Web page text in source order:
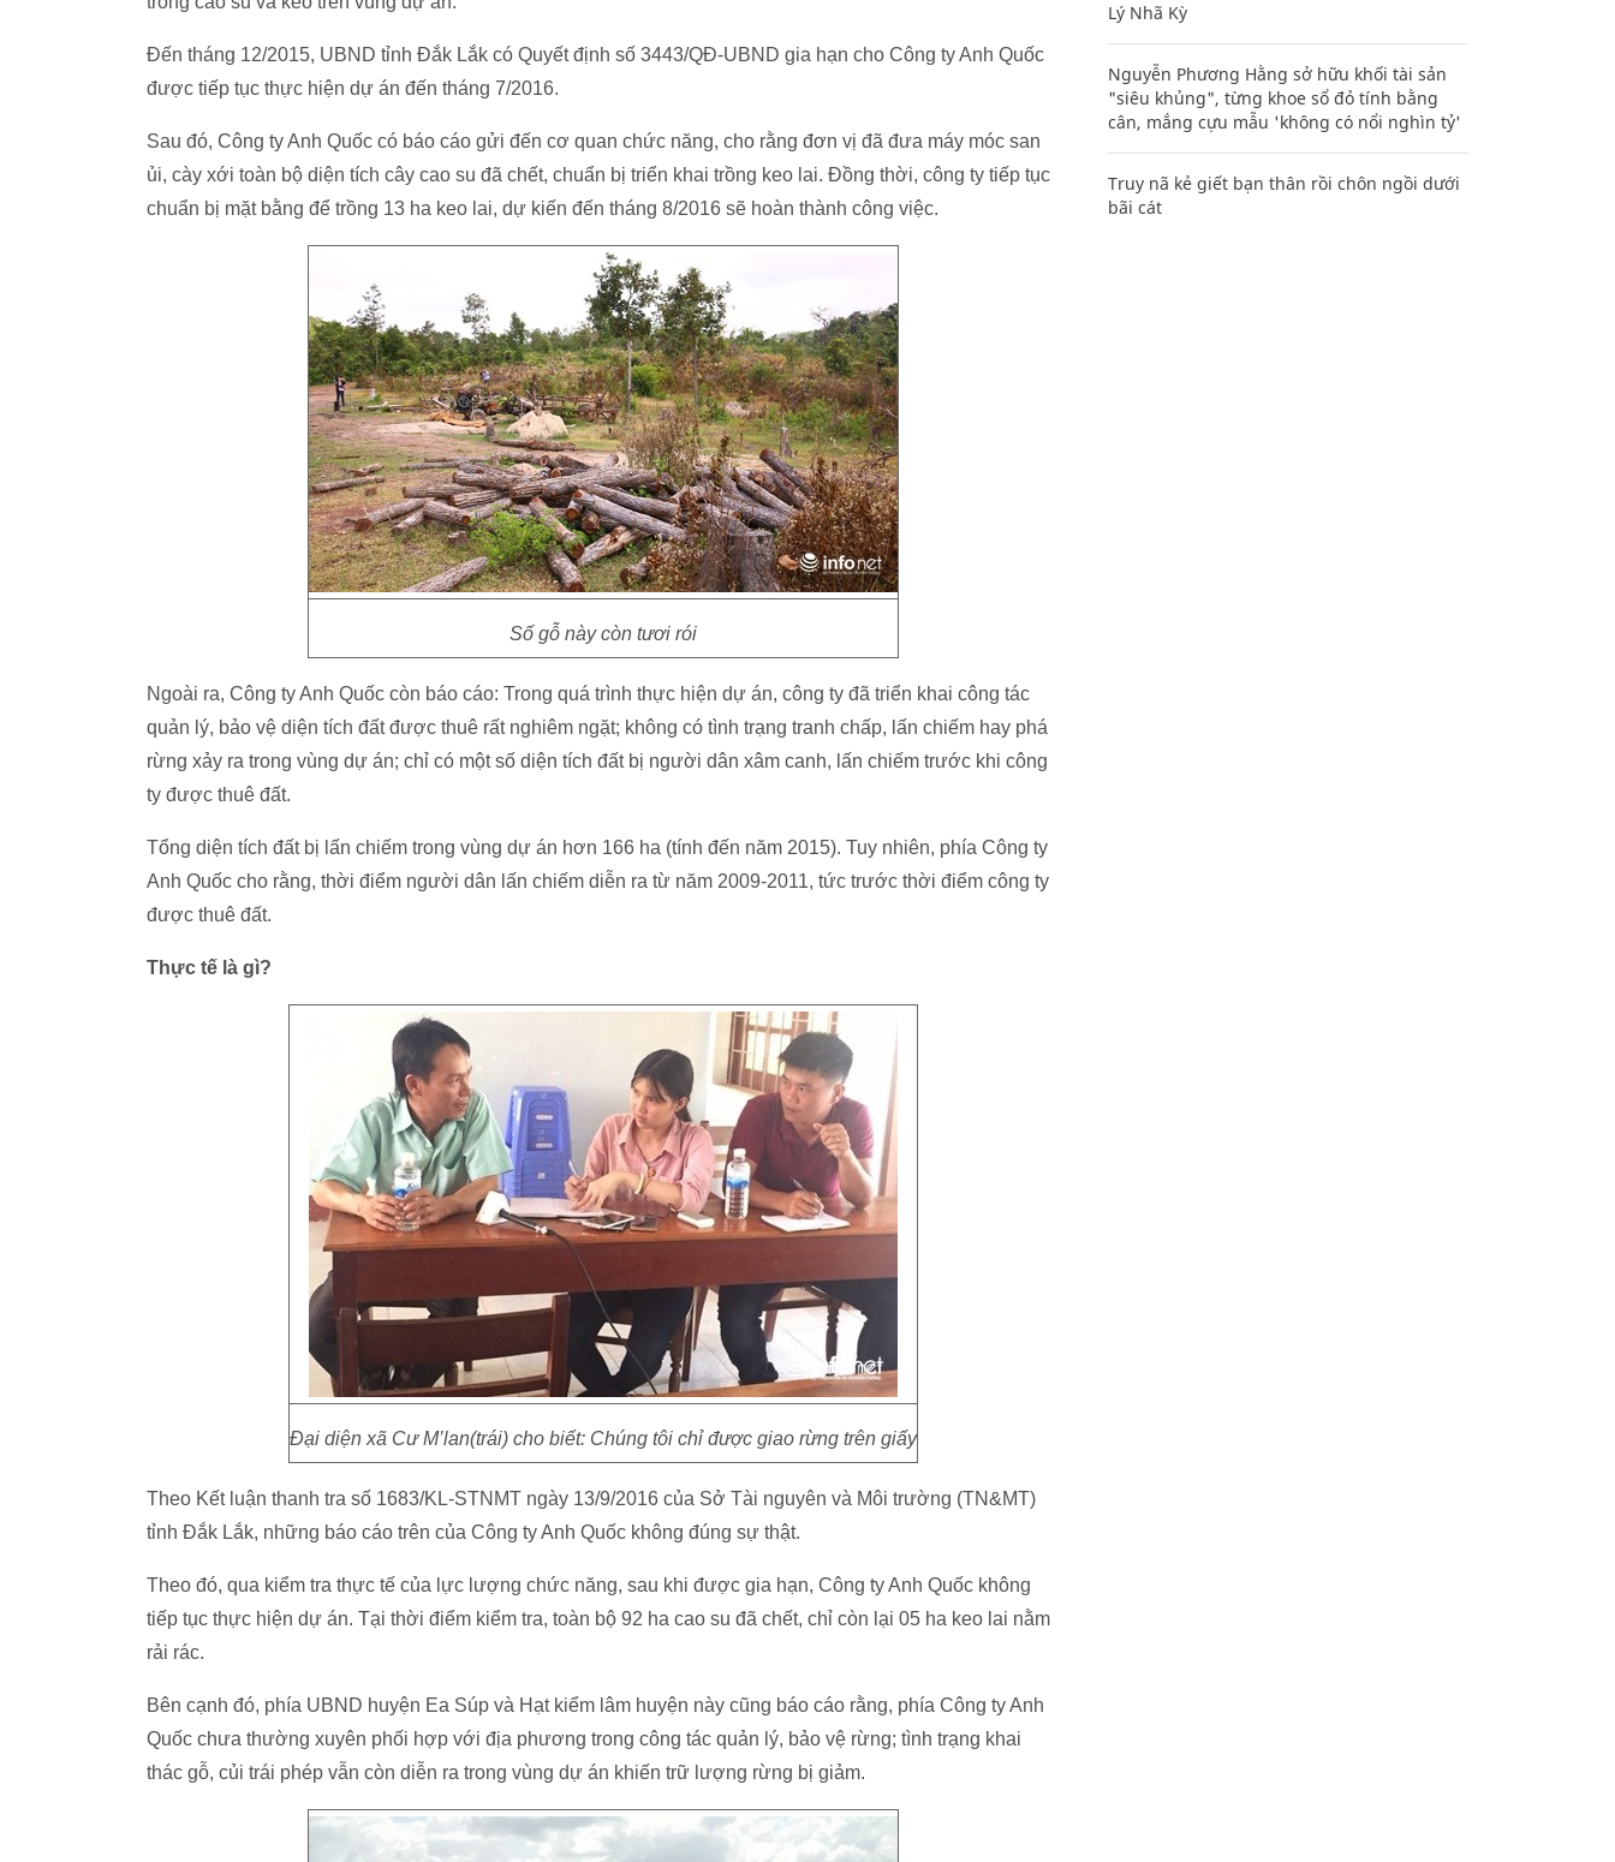
Đến tháng 12/2015, UBND tỉnh Đắk Lắk có Quyết định số 3443/QĐ-UBND gia hạn cho Công ty Anh Quốc
được tiếp tục thực hiện dự án đến tháng 7/2016.
Sau đó, Công ty Anh Quốc có báo cáo gửi đến cơ quan chức năng, cho rằng đơn vị đã đưa máy móc san
ủi, cày xới toàn bộ diện tích cây cao su đã chết, chuẩn bị triển khai trồng keo lai. Đồng thời, công ty tiếp tục
chuẩn bị mặt bằng để trồng 13 ha keo lai, dự kiến đến tháng 8/2016 sẽ hoàn thành công việc.
Số gỗ này còn tươi rói
Ngoài ra, Công ty Anh Quốc còn báo cáo: Trong quá trình thực hiện dự án, công ty đã triển khai công tác
quản lý, bảo vệ diện tích đất được thuê rất nghiêm ngặt; không có tình trạng tranh chấp, lấn chiếm hay phá
rừng xảy ra trong vùng dự án; chỉ có một số diện tích đất bị người dân xâm canh, lấn chiếm trước khi công
ty được thuê đất.
Tổng diện tích đất bị lấn chiếm trong vùng dự án hơn 166 ha (tính đến năm 2015). Tuy nhiên, phía Công ty
Anh Quốc cho rằng, thời điểm người dân lấn chiếm diễn ra từ năm 2009-2011, tức trước thời điểm công ty
được thuê đất.
Thực tế là gì?
Đại diện xã Cư M’lan(trái) cho biết: Chúng tôi chỉ được giao rừng trên giấy
Theo Kết luận thanh tra số 1683/KL-STNMT ngày 13/9/2016 của Sở Tài nguyên và Môi trường (TN&MT)
tỉnh Đắk Lắk, những báo cáo trên của Công ty Anh Quốc không đúng sự thật.
Theo đó, qua kiểm tra thực tế của lực lượng chức năng, sau khi được gia hạn, Công ty Anh Quốc không
tiếp tục thực hiện dự án. Tại thời điểm kiểm tra, toàn bộ 92 ha cao su đã chết, chỉ còn lại 05 ha keo lai nằm
rải rác.
Bên cạnh đó, phía UBND huyện Ea Súp và Hạt kiểm lâm huyện này cũng báo cáo rằng, phía Công ty Anh
Quốc chưa thường xuyên phối hợp với địa phương trong công tác quản lý, bảo vệ rừng; tình trạng khai
thác gỗ, củi trái phép vẫn còn diễn ra trong vùng dự án khiến trữ lượng rừng bị giảm.
Lý Nhã Kỳ
Nguyễn Phương Hằng sở hữu khối tài sản
"siêu khủng", từng khoe sổ đỏ tính bằng
cân, mắng cựu mẫu 'không có nổi nghìn tỷ'
Truy nã kẻ giết bạn thân rồi chôn ngồi dưới
bãi cát